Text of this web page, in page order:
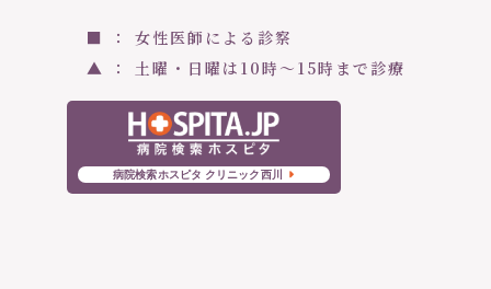
■ ： 女性医師による診察
▲ ： 土曜・日曜は10時〜15時まで診療
病院検索ホスピタ クリニック西川